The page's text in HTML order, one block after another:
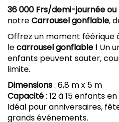
36 000 Frs/demi-journée
notreCarrousel gonflable,
Offrez un moment féérique
lecarrousel gonflable ! Un
enfants peuvent sauter,
limite.
Dimensions: 6,8 m x 5 m
Capacité: 12 à 15 enfants
Idéal pour anniversaires,
grands événements.